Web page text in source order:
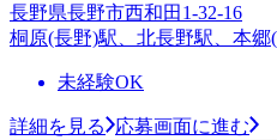
長野県長野市西和田1-32-16
桐原(長野)駅、北長野駅、本
未経験OK
詳細を見る 応募画面に進む